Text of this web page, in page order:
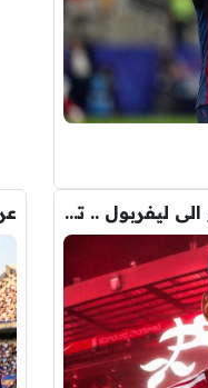
رومانو : برشلونة يُعير أراوخو الى ليفربول .. تفاصيل الصفقة